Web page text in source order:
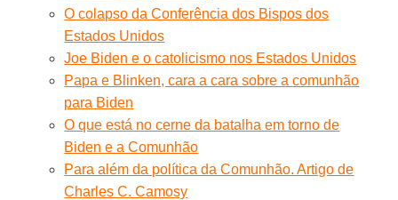
O colapso da Conferência dos Bispos dos
Estados Unidos
Joe Biden e o catolicismo nos Estados Unidos
Papa e Blinken, cara a cara sobre a comunhão
para Biden
O que está no cerne da batalha em torno de
Biden e a Comunhão
Para além da política da Comunhão. Artigo de
Charles C. Camosy